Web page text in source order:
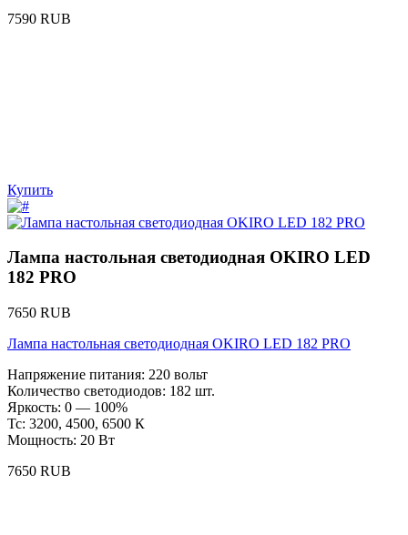
7590 RUB
Купить
Лампа настольная светодиодная OKIRO LED
182 PRO
7650 RUB
Лампа настольная светодиодная OKIRO LED 182 PRO
Напряжение питания: 220 вольт
Количество светодиодов: 182 шт.
Яркость: 0 — 100%
Тс: 3200, 4500, 6500 К
Мощность: 20 Вт
7650 RUB